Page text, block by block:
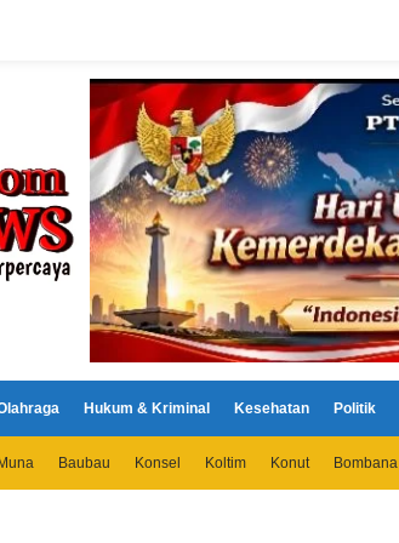
Hukum & Kriminal Kesehatan Politik
Baubau Konsel Koltim Konut Bombana